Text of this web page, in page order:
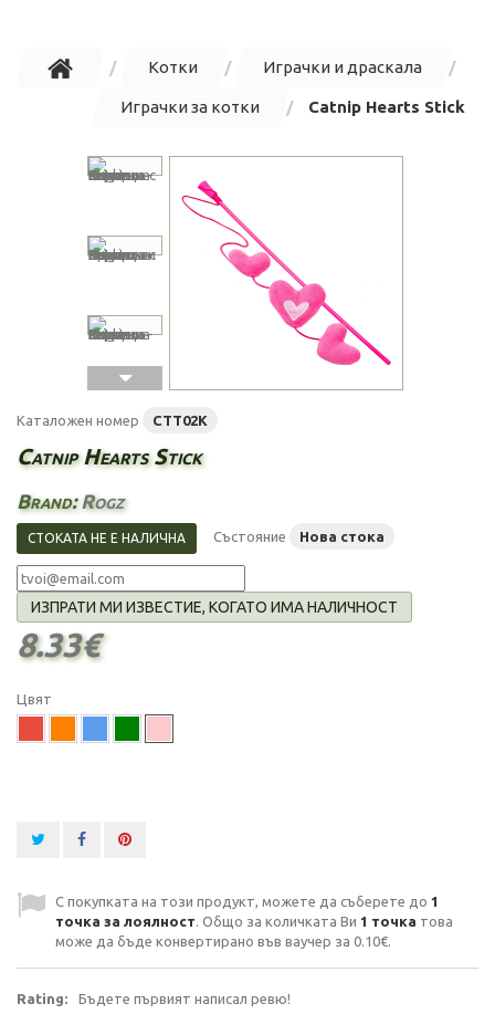
Котки Играчки и драскала
Играчки за котки Catnip Hearts Stick
Каталожен номер CTT02K
Catnip Hearts Stick
Brand:Rogz
СТОКАТА НЕ Е НАЛИЧНА Състояние Нова стока
ИЗПРАТИ МИ ИЗВЕСТИЕ, КОГАТО ИМА НАЛИЧНОСТ
8.33€
Цвят
С покупката на този продукт, можете да съберете до 1
точка за лоялност. Общо за количката Ви 1 точка това
може да бъде конвертирано във ваучер за 0.10€.
Rating: Бъдете първият написал ревю!